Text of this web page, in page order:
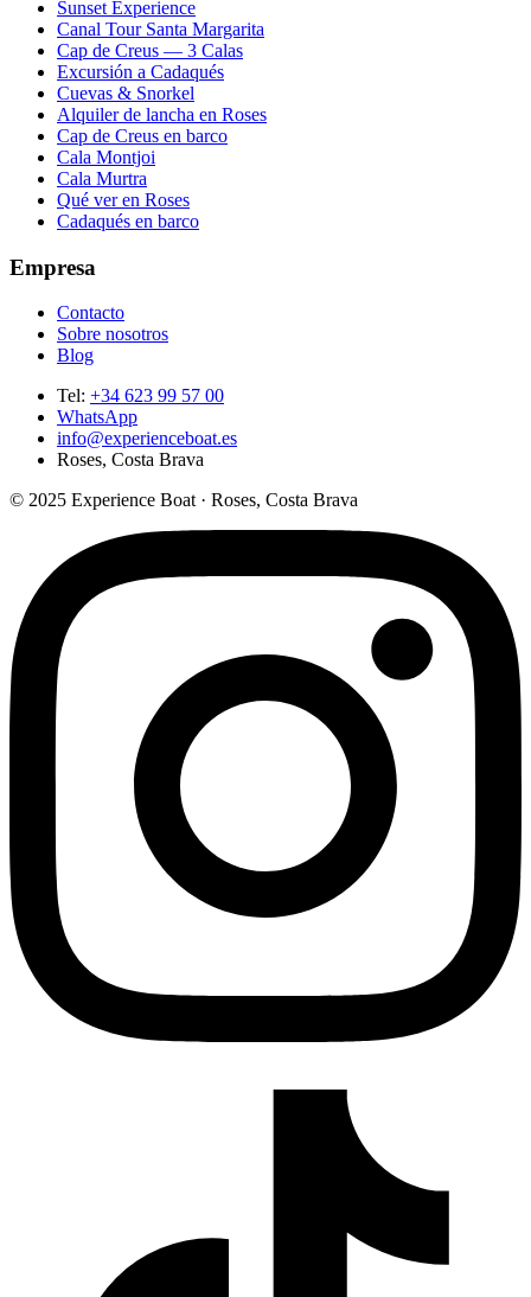
Sunset Experience
Canal Tour Santa Margarita
Cap de Creus — 3 Calas
Excursión a Cadaqués
Cuevas & Snorkel
Alquiler de lancha en Roses
Cap de Creus en barco
Cala Montjoi
Cala Murtra
Qué ver en Roses
Cadaqués en barco
Empresa
Contacto
Sobre nosotros
Blog
Tel: +34 623 99 57 00
WhatsApp
info@experienceboat.es
Roses, Costa Brava
© 2025 Experience Boat · Roses, Costa Brava